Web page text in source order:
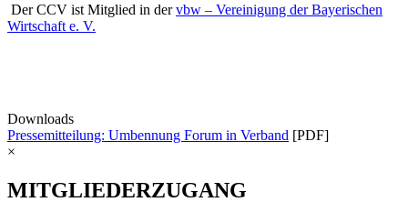
Der CCV ist Mitglied in dervbw – Vereinigung der Bayerischen
Wirtschaft e. V.
Downloads
Pressemitteilung: Umbennung Forum in Verband [PDF]
×
MITGLIEDERZUGANG